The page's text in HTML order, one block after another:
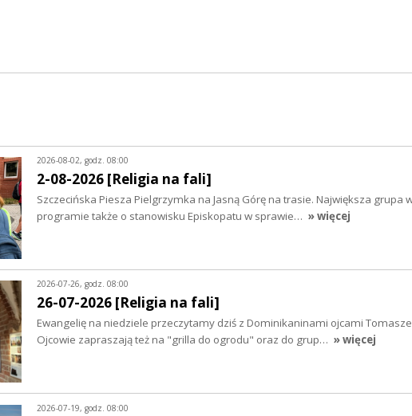
2026-08-02, godz. 08:00
2-08-2026 [Religia na fali]
Szczecińska Piesza Pielgrzymka na Jasną Górę na trasie. Największa grupa
programie także o stanowisku Episkopatu w sprawie… » więcej
2026-07-26, godz. 08:00
26-07-2026 [Religia na fali]
Ewangelię na niedziele przeczytamy dziś z Dominikaninami ojcami
Ojcowie zapraszają też na "grilla do ogrodu" oraz do grup… » więcej
2026-07-19, godz. 08:00